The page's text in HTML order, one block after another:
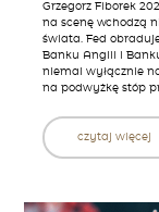
Grzegorz Fiborek
na scenę wchodzą
świata. Fed
Banku Anglii i
niemal wyłącznie
na podwyżkę stóp
czytaj więcej